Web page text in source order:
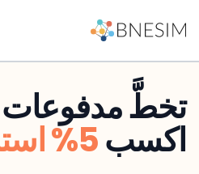
تخطَّ مدفوعات
اكسب5% استردادًا.